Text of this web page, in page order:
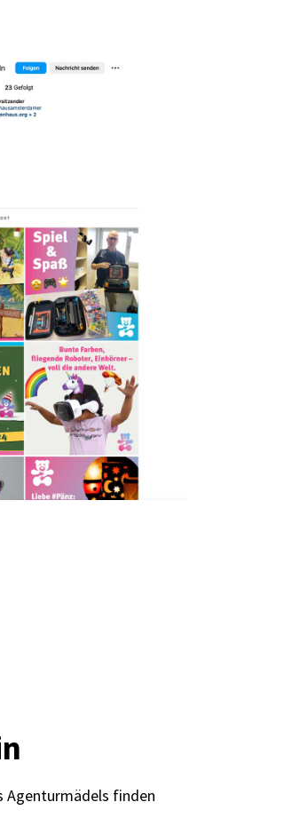
Agenturmädels finden